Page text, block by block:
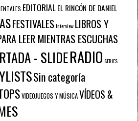
EDITORIALEL RINCÓN DE DANIEL
FESTIVALESInterview LIBROS Y
LEER MIENTRAS ESCUCHAS
- SLIDERADIO SERIES
Sin categoría
VIDEOJUEGOS Y MÚSICAVÍDEOS &